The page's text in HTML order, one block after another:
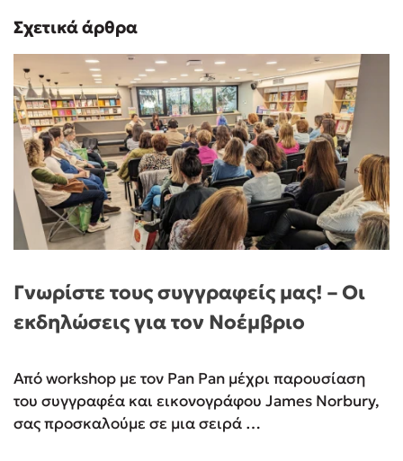
Σχετικά άρθρα
Γνωρίστε τους συγγραφείς μας! – Οι
εκδηλώσεις για τον Νοέμβριο
Από workshop με τον Pan Pan μέχρι παρουσίαση
του συγγραφέα και εικονογράφου James Norbury,
σας προσκαλούμε σε μια σειρά …